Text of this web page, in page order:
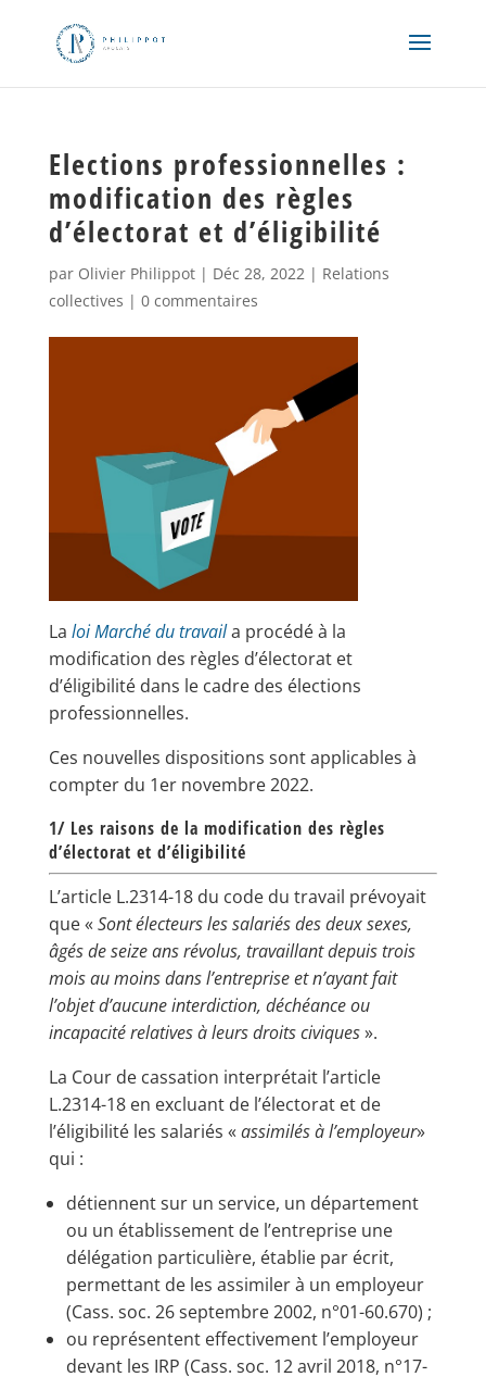
Elections professionnelles :
modification des règles
d’électorat et d’éligibilité
par Olivier Philippot| Déc 28, 2022| Relations
collectives | 0 commentaires
La loi Marché du travaila procédé à la
modification des règles d’électorat et
d’éligibilité dans le cadre des élections
professionnelles.
Ces nouvelles dispositions sont applicables à
compter du 1er novembre 2022.
1/ Les raisons de la modification des règles
d’électorat et d’éligibilité
L’article L.2314-18 du code du travail prévoyait
que «Sont électeurs les salariés des deux sexes,
âgés de seize ans révolus, travaillant depuis trois
mois au moins dans l’entreprise et n’ayant fait
l’objet d’aucune interdiction, déchéance ou
incapacité relatives à leurs droits civiques».
La Cour de cassation interprétait l’article
L.2314-18 en excluant de l’électorat et de
l’éligibilité les salariés «assimilés à l’employeur»
qui :
détiennent sur un service, un département
ou un établissement de l’entreprise une
délégation particulière, établie par écrit,
permettant de les assimiler à un employeur
(Cass. soc. 26 septembre 2002, n°01-60.670) ;
ou représentent effectivement l’employeur
devant les IRP (Cass. soc. 12 avril 2018, n°17-